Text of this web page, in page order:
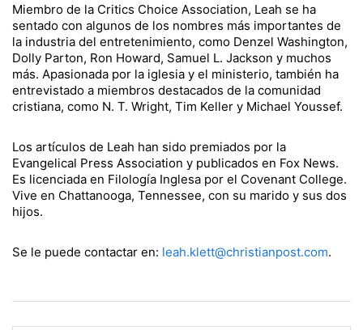
Miembro de la Critics Choice Association, Leah se ha
sentado con algunos de los nombres más importantes de
la industria del entretenimiento, como Denzel Washington,
Dolly Parton, Ron Howard, Samuel L. Jackson y muchos
más. Apasionada por la iglesia y el ministerio, también ha
entrevistado a miembros destacados de la comunidad
cristiana, como N. T. Wright, Tim Keller y Michael Youssef.
Los artículos de Leah han sido premiados por la
Evangelical Press Association y publicados en Fox News.
Es licenciada en Filología Inglesa por el Covenant College.
Vive en Chattanooga, Tennessee, con su marido y sus dos
hijos.
Se le puede contactar en: leah.klett@christianpost.com.